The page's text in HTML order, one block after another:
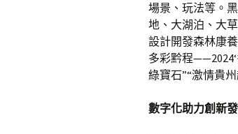
場景、玩法等。
地、大湖泊、大
設計開發森林康
多彩黔程
綠寶石”“激情貴
數字化助力創新